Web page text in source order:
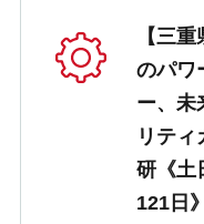
【三
のパワ
ー、未
リテ
研《土
121日》